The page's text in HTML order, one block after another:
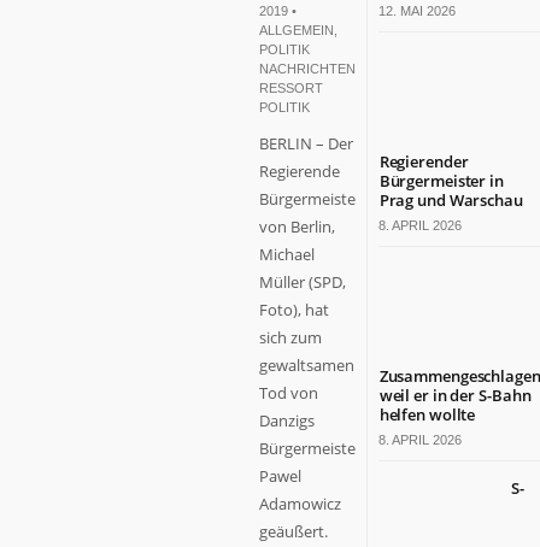
2019 •
ALLGEMEIN
POLITIK
NACHRICHTEN
RESSORT
POLITIK
BERLIN – Der
Regierende
Bürgermeister
von Berlin,
Michael
Müller (SPD,
Foto), hat
sich zum
gewaltsamen
Tod von
Danzigs
Bürgermeister
Pawel
Adamowicz
geäußert.
12. MAI 2026
Regierender
Bürgermeister in
Prag und Warschau
8. APRIL 2026
weil er in der S-Bahn
helfen wollte
8. APRIL 2026
S-